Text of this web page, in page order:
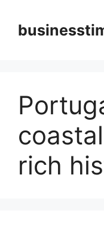
content
rich